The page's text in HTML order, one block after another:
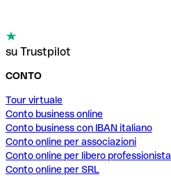
su Trustpilot
CONTO
Tour virtuale
Conto business online
Conto business con IBAN italiano
Conto online per associazioni
Conto online per libero professionista
Conto online per SRL